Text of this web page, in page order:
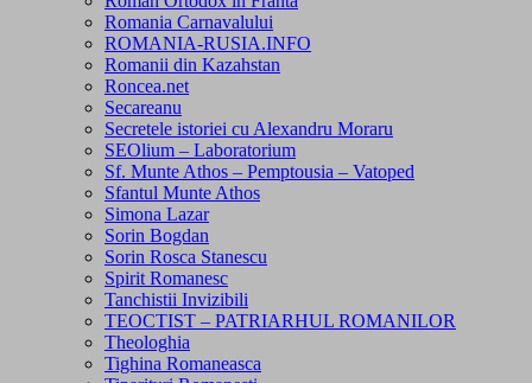
Romania Carnavalului
ROMANIA-RUSIA.INFO
Romanii din Kazahstan
Roncea.net
Secareanu
Secretele istoriei cu Alexandru Moraru
SEOlium – Laboratorium
Sf. Munte Athos – Pemptousia – Vatoped
Sfantul Munte Athos
Simona Lazar
Sorin Bogdan
Sorin Rosca Stanescu
Spirit Romanesc
Tanchistii Invizibili
TEOCTIST – PATRIARHUL ROMANILOR
Theologhia
Tighina Romaneasca